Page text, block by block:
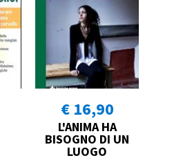
€ 16,90
L'ANIMA HA
BISOGNO DI UN
LUOGO